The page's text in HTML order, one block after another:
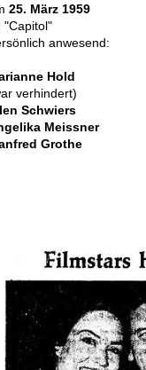
25. März 1959
"Capitol"
anwesend:
Hold
verhindert)
Schwiers
Meissner
Grothe